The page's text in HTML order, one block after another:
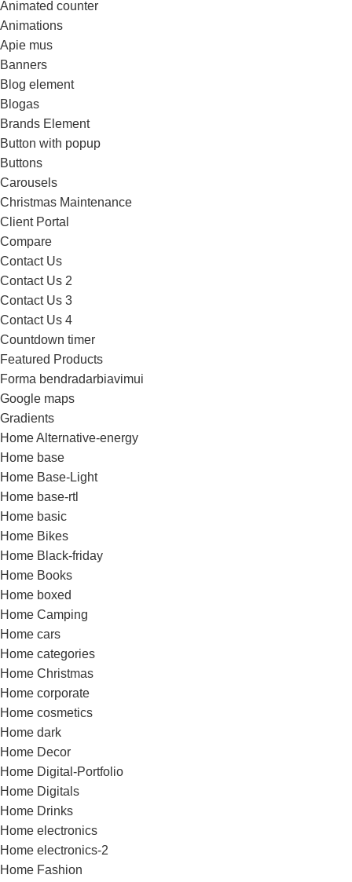
Animated counter
Animations
Apie mus
Banners
Blog element
Blogas
Brands Element
Button with popup
Buttons
Carousels
Christmas Maintenance
Client Portal
Compare
Contact Us
Contact Us 2
Contact Us 3
Contact Us 4
Countdown timer
Featured Products
Forma bendradarbiavimui
Google maps
Gradients
Home Alternative-energy
Home base
Home Base-Light
Home base-rtl
Home basic
Home Bikes
Home Black-friday
Home Books
Home boxed
Home Camping
Home cars
Home categories
Home Christmas
Home corporate
Home cosmetics
Home dark
Home Decor
Home Digital-Portfolio
Home Digitals
Home Drinks
Home electronics
Home electronics-2
Home Fashion